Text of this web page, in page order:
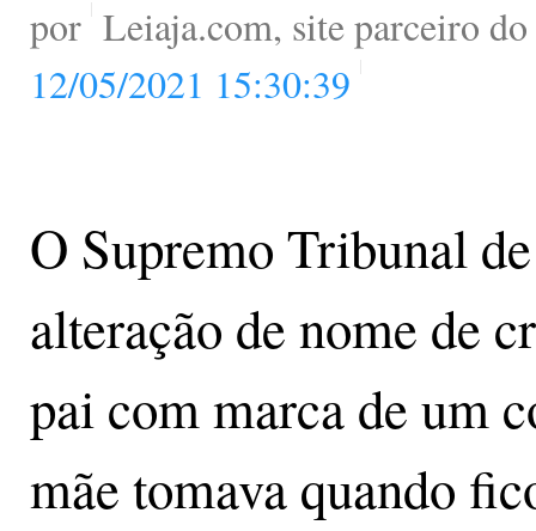
por Leiaja.com, site parceiro
12/05/2021 15:30:39
O Supremo Tribunal
alteração de nome de
pai com marca de um
mãe tomava quando